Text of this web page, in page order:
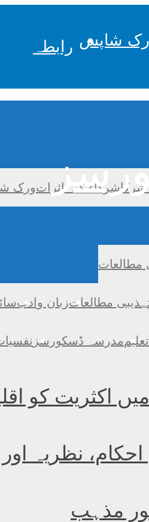
شاپس رابطہ
شرکاء کے تاثراتورک
مطالعات
مطالعاتزبان وادب
مدرسہ ڈسکورسز
اکثریت کو
احکام، نظریہ
مذہب